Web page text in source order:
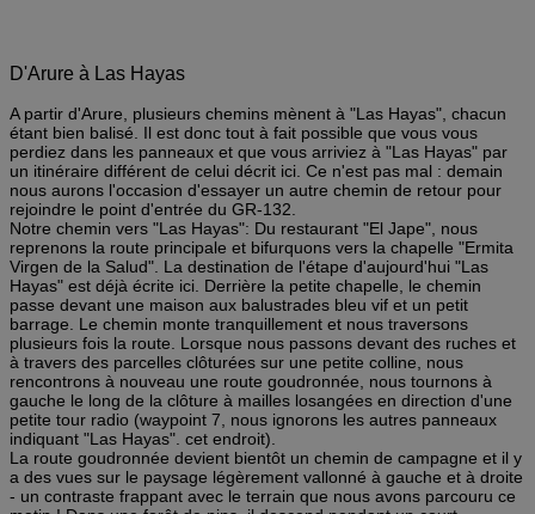
D'Arure à Las Hayas
A partir d'Arure, plusieurs chemins mènent à "Las Hayas", chacun
étant bien balisé. Il est donc tout à fait possible que vous vous
perdiez dans les panneaux et que vous arriviez à "Las Hayas" par
un itinéraire différent de celui décrit ici. Ce n'est pas mal : demain
nous aurons l'occasion d'essayer un autre chemin de retour pour
rejoindre le point d'entrée du GR-132.
Notre chemin vers "Las Hayas": Du restaurant "El Jape", nous
reprenons la route principale et bifurquons vers la chapelle "Ermita
Virgen de la Salud". La destination de l'étape d'aujourd'hui "Las
Hayas" est déjà écrite ici. Derrière la petite chapelle, le chemin
passe devant une maison aux balustrades bleu vif et un petit
barrage. Le chemin monte tranquillement et nous traversons
plusieurs fois la route. Lorsque nous passons devant des ruches et
à travers des parcelles clôturées sur une petite colline, nous
rencontrons à nouveau une route goudronnée, nous tournons à
gauche le long de la clôture à mailles losangées en direction d'une
petite tour radio (waypoint 7, nous ignorons les autres panneaux
indiquant "Las Hayas". cet endroit).
La route goudronnée devient bientôt un chemin de campagne et il y
a des vues sur le paysage légèrement vallonné à gauche et à droite
- un contraste frappant avec le terrain que nous avons parcouru ce